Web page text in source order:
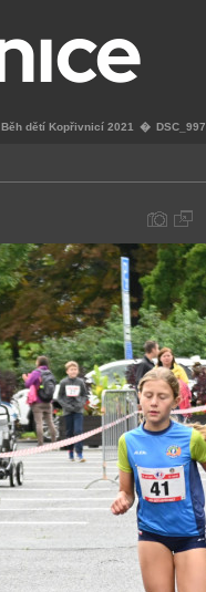
Běh dětí Kopřivnicí 2021 �